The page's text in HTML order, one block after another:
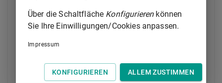
Führt die Gemeinde das Grundstück nicht innerhalb
einer angemessenen Frist dem mit der Ausübung des
Vorkaufsrechts verfolgten Zweck zu, hat sie dem
zwischen dem vereinbarten Kaufpreis und dem
Verkehrswert zu zahlen. § 44 Absatz 3 Satz 2 und
Über die Schaltfläche Konfigurierenkönnen
Sie Ihre Einwilligungen/Cookies anpassen.
Impressum
KONFIGURIEREN ALLEM ZUSTIMMEN